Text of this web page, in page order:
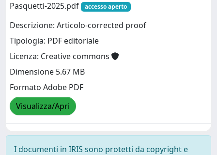
Pasquetti-2025.pdf
accesso aperto
Descrizione: Articolo-corrected proof
Tipologia: PDF editoriale
Licenza: Creative commons
Dimensione 5.67 MB
Formato Adobe PDF
Visualizza/Apri
I documenti in IRIS sono protetti da copyright e